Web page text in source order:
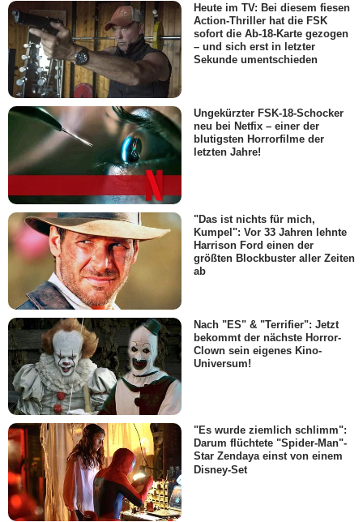
Heute im TV: Bei diesem fiesen
Action-Thriller hat die FSK
sofort die Ab-18-Karte gezogen
– und sich erst in letzter
Sekunde umentschieden
Ungekürzter FSK-18-Schocker
neu bei Netfix – einer der
blutigsten Horrorfilme der
letzten Jahre!
"Das ist nichts für mich,
Kumpel": Vor 33 Jahren lehnte
Harrison Ford einen der
größten Blockbuster aller Zeiten
ab
Nach "ES" & "Terrifier": Jetzt
bekommt der nächste Horror-
Clown sein eigenes Kino-
Universum!
"Es wurde ziemlich schlimm":
Darum flüchtete "Spider-Man"-
Star Zendaya einst von einem
Disney-Set